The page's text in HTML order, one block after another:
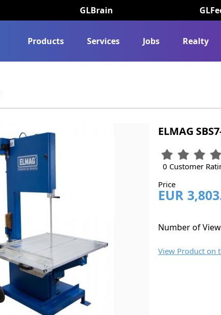
GLBrain
Products Services Jobs Realty
ELMAG
0 Customer
Price
EUR
Number of
View Product on